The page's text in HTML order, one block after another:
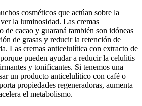
cosméticos que actúan sobre la
la luminosidad. Las cremas
de cacao y guaraná también son idóneas
de grasas y reducir la retención de
Las cremas anticelulítica con extracto de
pueden ayudar a reducir la celulitis
y tonificantes. Si tenemos una
un producto anticelulítico con café o
propiedades regeneradoras, aumenta
el metabolismo.